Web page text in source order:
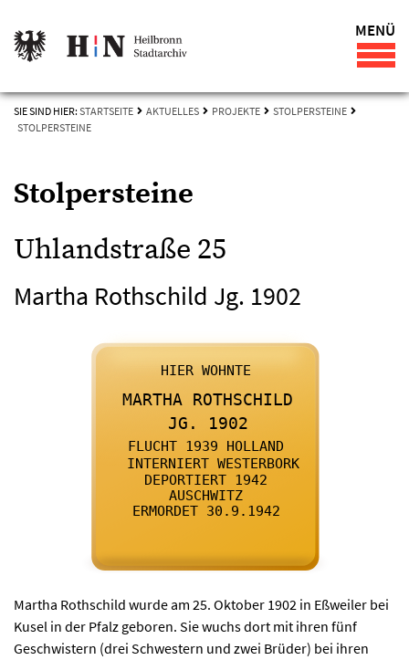
MENÜ
SIE SIND HIER: STARTSEITE AKTUELLES PROJEKTE
STOLPERSTEINE
STOLPERSTEINE
Stolpersteine
Uhlandstraße 25
Martha Rothschild Jg. 1902
HIER WOHNTE
MARTHA ROTHSCHILD
JG. 1902
FLUCHT 1939 HOLLAND
INTERNIERT WESTERBORK
DEPORTIERT 1942
AUSCHWITZ
ERMORDET 30.9.1942
Martha Rothschild wurde am 25. Oktober 1902 in Eßweiler bei
Kusel in der Pfalz geboren. Sie wuchs dort mit ihren fünf
Geschwistern (drei Schwestern und zwei Brüder) bei ihren